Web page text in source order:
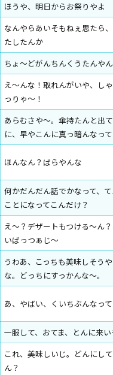
ほうや、明日からお祭りやよ
なんやらあいそもねぇ思たら
たしたんか
ちょ～どがんちんくうたんや
え～んな！取れんがいや、し
っりゃ～！
あらむさや～。傘持たんと出
に、早やこんに真っ暗んなっ
ほんなん？ばらやんな
何かだんだん話でかなって、
ことになってこんだけ？
え～？デザートもつける～ん
いばっつぁじ～
うわあ、こっちも美味しそう
な。どっちにすっかんな～。
あ、やばい、くいちぶんなっ
一服して、おてま、とんに来い
これ、美味しいじ。どんにし
ん？